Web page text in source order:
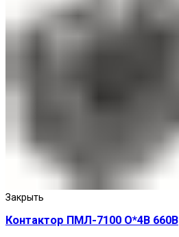
Закрыть
Контактор ПМЛ-7100 О*4В 660В